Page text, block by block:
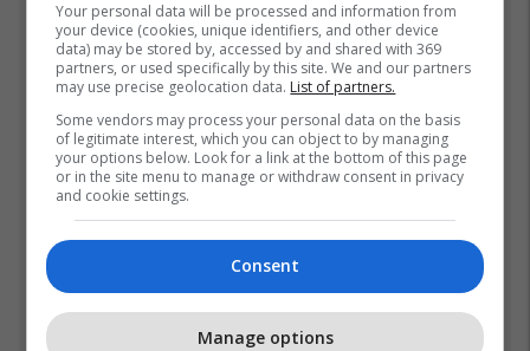
Top 5
Ftohet nga prokuroria e
Kosovës për krime lufte,
ish-gjenerali serb thotë se
dikush e tradhtoi në
02/08/2026
Kuvendin e
jashtëzakonshëm të LDK-
së
30/07/2026
Your personal data will be processed and information from
your device (cookies, unique identifiers, and other device
data) may be stored by, accessed by and shared with 369
partners, or used specifically by this site. We and our partners
may use precise geolocation data. List of partners.
Some vendors may process your personal data on the basis
of legitimate interest, which you can object to by managing
your options below. Look for a link at the bottom of this page
or in the site menu to manage or withdraw consent in privacy
and cookie settings.
Consent
Manage options